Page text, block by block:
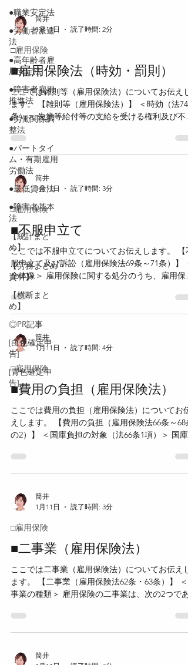
●職業安定法
●労働者派遣
法
●高年齢者雇
用安定法
●障害者雇用
推進法
●労働関係調
整法
●パートタイ
ム・有期雇用
労働法
●最低賃金法
●障害者基本
法
【統計まと
め】
【労務まとめ
資料】
【横断まと
め】
◎PR記事
[白色確定申
告]
[青色確定申
告]
確認を行う。 ・事業主からの届出 ・被保険者又
被保険者であった者の請求 ・職権 被保険者又は
保険者であった者は、 日雇労働被保険者及び特例
高年齢被保険者を除き、 いつでも確認を請求する
ことができる。 ＜確認の通知＞ 公共職業安定所
は、確認をしたときは、 その旨を当該被保険者及
びその者を雇用し、 又は雇用していた事業主に通
知しなければならない。 ・通知は原則として事業
主を通じて行う ・所在不明の場合は公共職業安定
所の掲示場に掲示して通知 ＜確認の請求方法（
条）＞ 被保険者となったこと又は被保険者でなく
なったことの確認の請求は、文書又は口頭により
行うことができる。 【適用事業に関する届出】
適用事業所設置（廃止）届（雇用保険法施行規則
141条）＞ 事業所を設置又は廃止し
筒井
1月11日
読了時間: 2分
□雇用保険
■雇用保険法（時効・罰則）
ここでは雑則等（雇用保険法）についてお伝えし
ます。 【雑則等（雇用保険法）】 ＜時効（法74
条）＞ 失業等給付等の支給を受ける権利及び不正
受給による返還命令・納付命令に基づく徴収権
は、これらを行使することができる時から2年を
過したときは、時効によって消滅する。 ＜書類の
保管（則143条）＞ 事業主及び労働保険事務組合
は、雇用保険に関する書類を完結の日から2年間
管しなければならない。 ただし、被保険者に関す
る書類は4年間保管しなければならない。 ＜報告
書類提出命令（法76条）＞ 行政庁は、雇用保険法
の施行に必要な限度において、被保険者、受給資
格者等若しくは教育訓練給付対象者を雇用し、若
しくは雇用していた事業主又は労働保険事務組合
等に対し、報告又は文書の提出を命ずることがで
きる。 ＜立入検査（法79条）＞ 行政庁は、雇用
険法の施行に必要があると認めるときは、職員に
事業所等へ立ち入らせ、関係者に質問させ、又は
帳簿書類その他の物件を検査させることができ
る。 立入検査には、雇用安定事業及び能力開発事
業に関するものも含まれる。 ＜罰則（法83条）
筒井
1月11日
読了時間: 3分
□雇用保険
■不服申立て
ここでは不服申立てについてお伝えします。 【不
服申立て及び訴訟（雇用保険法69条～71条）】 ＜
全体像＞ 雇用保険に関する処分のうち、雇用保険
び労働保険審査官及び労働保険審査会法に基づい
て不服申立てを行う。 これら以外の処分について
は、行政不服審査法に基づいて審査請求を行う。
＜労審法の対象となる処分（法69条1項）＞ ・被
険者となったこと又は被保険者でなくなったこと
児休業等給付に関する処分 ・不正受給による返還
命令又は納付命令に関する処分（法10条の4第1
項・第2項、法61条の6第5項） これらの処分に不
がある者は、雇用保険審査官に対して審査請求を
することができる。 ＜審査請求先（労審法2条2
項・7条）＞ 審査請求は、原処分をした行政庁の
険審査官に対して行う。 ＜審査請求期間（労審
条）＞ 審査請求は、原則として、原処分があった
わなければならない。...
筒井
1月11日
読了時間: 4分
□雇用保険
■費用の負担（雇用保険法）
ここでは費用の負担（雇用保険法）についてお伝
えします。 【費用の負担（雇用保険法66条～68条
の2）】 ＜国庫負担の対象（法66条1項）＞ 国庫
・求職者給付（高年齢求職者給付金を除く） ・教
育訓練給付（教育訓練休暇給付金に限る） ・雇用
付（育児休業給付金及び出生時育児休業給付金）
・職業訓練受講給付金 ＜国庫負担割合（法66条1
及び求職者給付を受けた受給資格者数が、求職者
給付の支給に支障が生じるおそれがあるものとし
て政令で定める基準に該当するかどうかにより、
国庫負担割合が異なる。 ・日雇労働求職者給付金
以外の求職者給付 政令基準に該当する場合：4
の1 政令基準に該当しない場合：40分の1 ・日
の1 政令基準に該当しない場合：30分の1 ・教
訓練休暇給付金 政令基準に該当する場合：4分
業給付金：8分
筒井
1月11日
読了時間: 3分
□雇用保険
■二事業（雇用保険法）
ここでは二事業（雇用保険法）についてお伝えし
ます。 【二事業（雇用保険法62条・63条）】 ＜
事業の種類＞ 雇用保険の二事業は、次の2つであ
（法63条） 対象となる「被保険者等」とは、被保
険者、被保険者であった者及び被保険者になろう
府は、被保険者等について、失業の予防、雇用状
筒井